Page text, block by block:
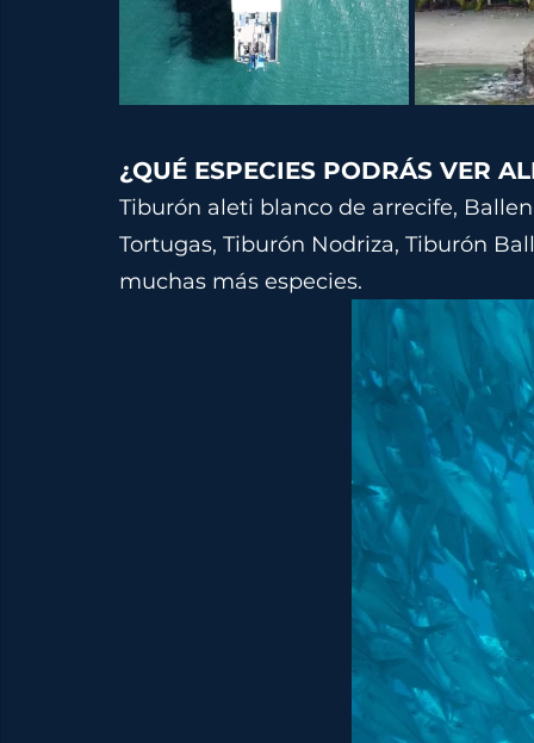
¿QUÉ ESPECIES PODRÁS VER
Tiburón aleti blanco de arrecife,
Tortugas, Tiburón Nodriza, Tiburón
muchas más especies.